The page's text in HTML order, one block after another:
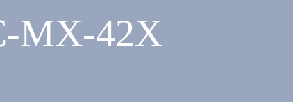
MX-42X